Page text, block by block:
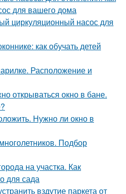
для вашего дома
циркуляционный насос для
как обучать детей
Расположение и
открываться окно в бане.
Нужно ли окно в
Подбор
на участка. Как
для сада
вздутие паркета от